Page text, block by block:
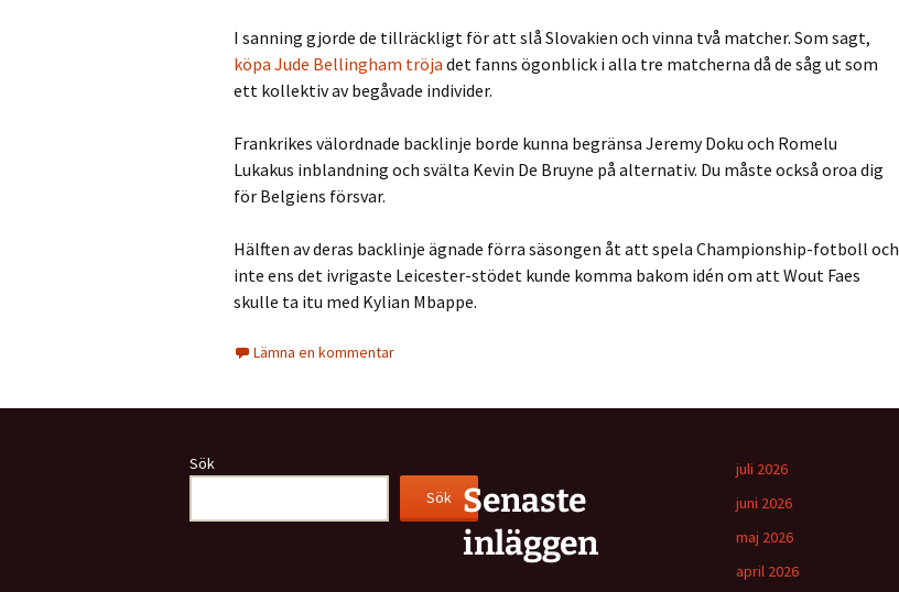
I sanning gjorde de tillräckligt för att slå Slovakien och vinna två matcher. Som sagt,
köpa Jude Bellingham tröja det fanns ögonblick i alla tre matcherna då de såg ut som
ett kollektiv av begåvade individer.
Frankrikes välordnade backlinje borde kunna begränsa Jeremy Doku och Romelu
Lukakus inblandning och svälta Kevin De Bruyne på alternativ. Du måste också oroa dig
för Belgiens försvar.
Hälften av deras backlinje ägnade förra säsongen åt att spela Championship-fotboll och
inte ens det ivrigaste Leicester-stödet kunde komma bakom idén om att Wout Faes
skulle ta itu med Kylian Mbappe.
Lämna en kommentar
Sök
Sök
Senaste
inläggen
juli 2026
juni 2026
maj 2026
april 2026